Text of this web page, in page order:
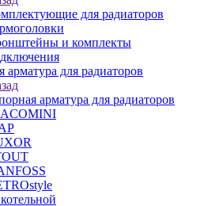
для радиаторов
и комплекты
арматура для радиаторов
арматура для радиаторов